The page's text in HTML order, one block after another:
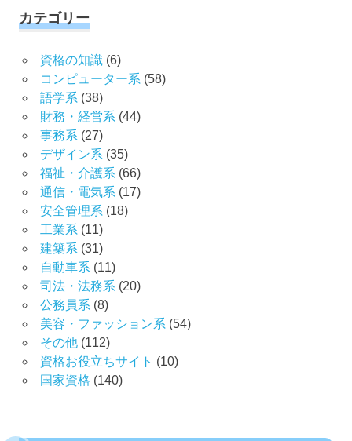
カテゴリー
資格の知識(6)
コンピューター系 (58)
語学系 (38)
財務・経営系 (44)
事務系 (27)
デザイン系 (35)
福祉・介護系 (66)
通信・電気系 (17)
安全管理系 (18)
工業系 (11)
建築系 (31)
自動車系 (11)
司法・法務系 (20)
公務員系 (8)
美容・ファッション系 (54)
その他(112)
資格お役立ちサイト (10)
国家資格 (140)